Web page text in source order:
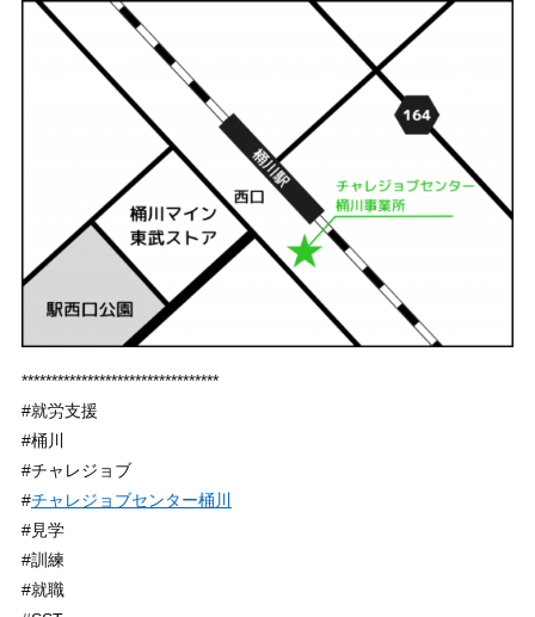
*********************************
#就労支援
#桶川
#チャレジョブ
#チャレジョブセンター桶川
#見学
#訓練
#就職